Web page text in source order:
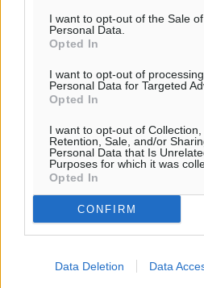
I want to opt-out of the Sale
Personal Data.
Opted In
I want to opt-out of
Personal Data for Targeted
Opted In
I want to opt-out of Collection,
Retention, Sale, and/or
Personal Data that Is
Purposes for which it was
Opted In
CONFIRM
Data Deletion Data
Νέο ανακαινισμένο δημοτικό
στην Πάτμο
Τοπικές Ειδήσεις• πριν 12 ώρες
Ρόδο ο Πρέσβης της Βραζιλίας
Τοπικές Ειδήσεις• πριν 13 ώρες
Γερμανική αγορά: Έλλειψη
απειλεί τη ζήτηση για πακέτα
επίκεντρο και η Ελλάδα